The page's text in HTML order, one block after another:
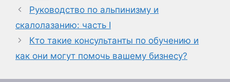
Руководство по альпинизму и
скалолазанию: часть I
Кто такие консультанты по обучению и
как они могут помочь вашему бизнесу?